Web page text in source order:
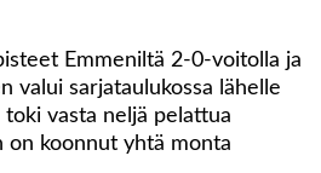
Emmeniltä 2-0-voitolla ja
valui sarjataulukossa lähelle
toki vasta neljä pelattua
on koonnut yhtä monta